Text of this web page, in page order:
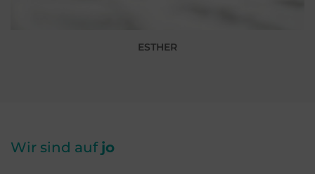
ESTHER
Wir sind auf jo